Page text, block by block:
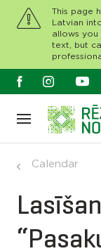
This page
Latvian
allows you
text, but
Calendar